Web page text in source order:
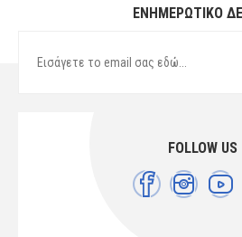
ΕΝΗΜΕΡΩΤΙΚΌ
FOLLOW US